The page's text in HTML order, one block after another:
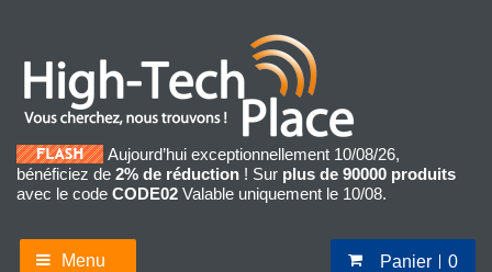
Aujourd’hui exceptionnellement 10/08/26,
bénéficiez de 2% de réduction ! Sur plus de 90000 produits
avec le code CODE02 Valable uniquement le 10/08.
Menu Panier 0